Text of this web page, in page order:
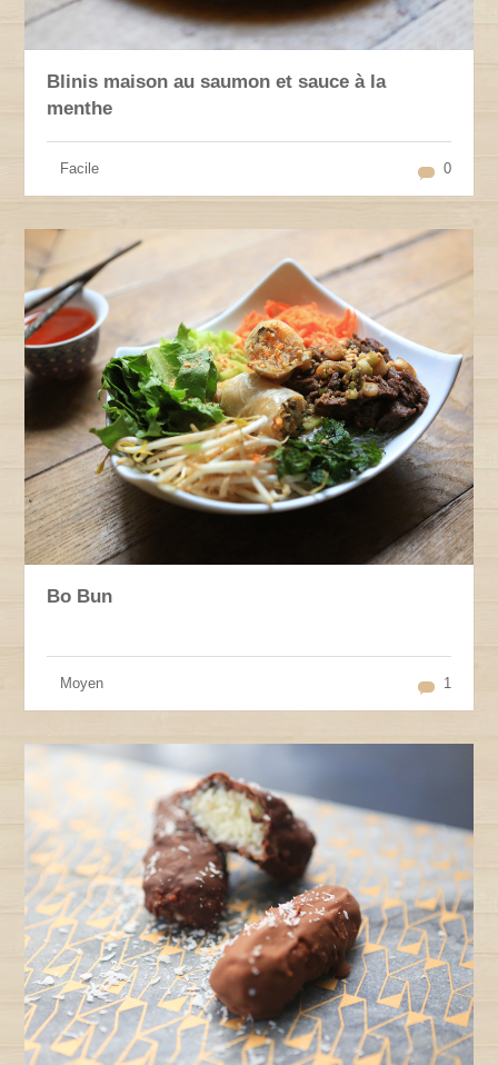
Blinis maison au saumon et sauce à la
menthe
Facile 0
Bo Bun
Moyen 1